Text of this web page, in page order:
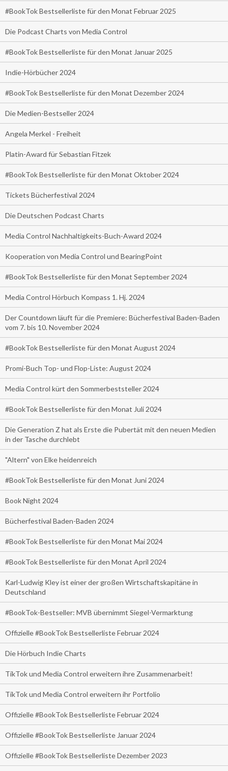
#BookTok Bestsellerliste für den Monat Februar 2025
Die Podcast Charts von Media Control
#BookTok Bestsellerliste für den Monat Januar 2025
Indie-Hörbücher 2024
#BookTok Bestsellerliste für den Monat Dezember 2024
Die Medien-Bestseller 2024
Angela Merkel - Freiheit
Platin-Award für Sebastian Fitzek
#BookTok Bestsellerliste für den Monat Oktober 2024
Tickets Bücherfestival 2024
Die Deutschen Podcast Charts
Media Control Nachhaltigkeits-Buch-Award 2024
Kooperation von Media Control und BearingPoint
#BookTok Bestsellerliste für den Monat September 2024
Media Control Hörbuch Kompass 1. Hj. 2024
Der Countdown läuft für die Premiere: Bücherfestival Baden-Baden
vom 7. bis 10. November 2024
#BookTok Bestsellerliste für den Monat August 2024
Promi-Buch Top- und Flop-Liste: August 2024
Media Control kürt den Sommerbeststeller 2024
#BookTok Bestsellerliste für den Monat Juli 2024
Die Generation Z hat als Erste die Pubertät mit den neuen Medien
in der Tasche durchlebt
"Altern" von Elke heidenreich
#BookTok Bestsellerliste für den Monat Juni 2024
Book Night 2024
Bücherfestival Baden-Baden 2024
#BookTok Bestsellerliste für den Monat Mai 2024
#BookTok Bestsellerliste für den Monat April 2024
Karl-Ludwig Kley ist einer der großen Wirtschaftskapitäne in
Deutschland
#BookTok-Bestseller: MVB übernimmt Siegel-Vermarktung
Offizielle #BookTok Bestsellerliste Februar 2024
Die Hörbuch Indie Charts
TikTok und Media Control erweitern ihre Zusammenarbeit!
TikTok und Media Control erweitern ihr Portfolio
Offizielle #BookTok Bestsellerliste Februar 2024
Offizielle #BookTok Bestsellerliste Januar 2024
Offizielle #BookTok Bestsellerliste Dezember 2023